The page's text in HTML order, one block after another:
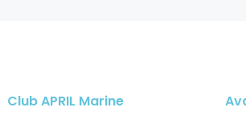
Club APRIL Marine